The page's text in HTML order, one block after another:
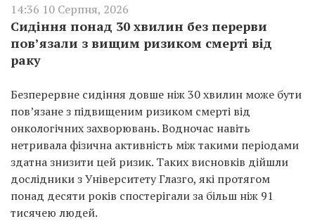
14:36 10 Серпня, 2026
Сидіння понад 30 хвилин без перерви
пов’язали з вищим ризиком смерті від
раку
Безперервне сидіння довше ніж 30 хвилин може бути
пов’язане з підвищеним ризиком смерті від
онкологічних захворювань. Водночас навіть
нетривала фізична активність між такими періодами
здатна знизити цей ризик. Таких висновків дійшли
дослідники з Університету Глазго, які протягом
понад десяти років спостерігали за більш ніж 91
тисячею людей.